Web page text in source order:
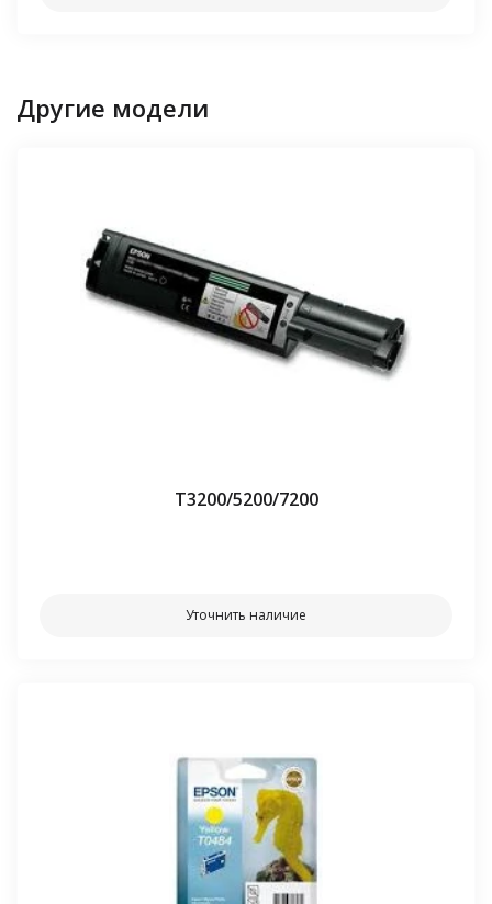
Другие модели
Т3200/5200/7200
Уточнить наличие